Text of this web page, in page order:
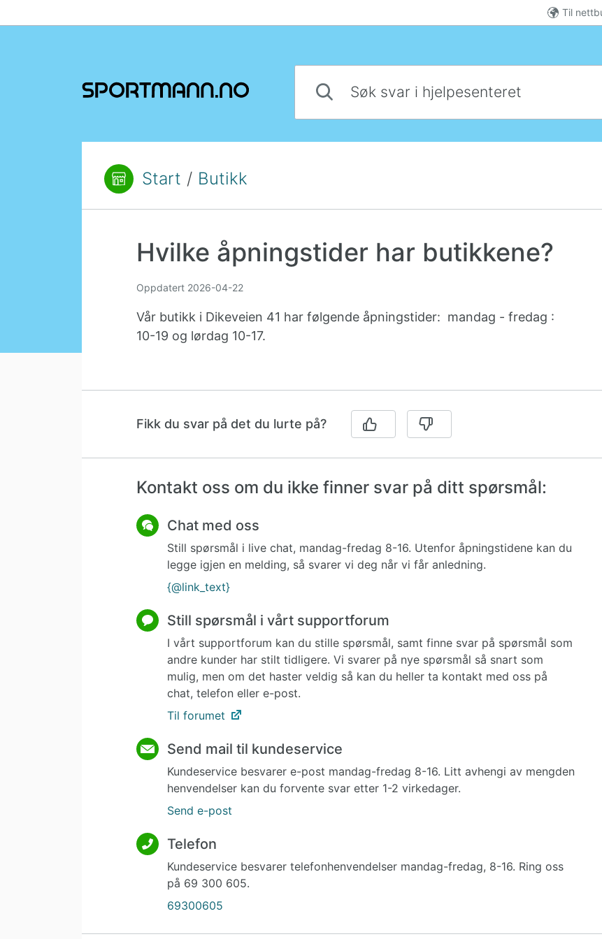
Til
Du er her:Start / Butikk
Hvilke åpningstider har butikkene?
Oppdatert 2026-04-22
Vår butikk i Dikeveien 41 har følgende åpningstider: mandag - fredag :
10-19 og lørdag 10-17.
Fikk du svar på det du lurte på?
Kontakt oss om du ikke finner svar på ditt spørsmål:
Chat med oss
Still spørsmål i live chat, mandag-fredag 8-16. Utenfor åpningstidene kan du
legge igjen en melding, så svarer vi deg når vi får anledning.
{@link_text}
Still spørsmål i vårt supportforum
I vårt supportforum kan du stille spørsmål, samt finne svar på spørsmål som
andre kunder har stilt tidligere. Vi svarer på nye spørsmål så snart som
mulig, men om det haster veldig så kan du heller ta kontakt med oss på
chat, telefon eller e-post.
Til forumet
Send mail til kundeservice
Kundeservice besvarer e-post mandag-fredag 8-16. Litt avhengi av mengden
henvendelser kan du forvente svar etter 1-2 virkedager.
Send e-post
Telefon
Kundeservice besvarer telefonhenvendelser mandag-fredag, 8-16. Ring oss
på 69 300 605.
69300605